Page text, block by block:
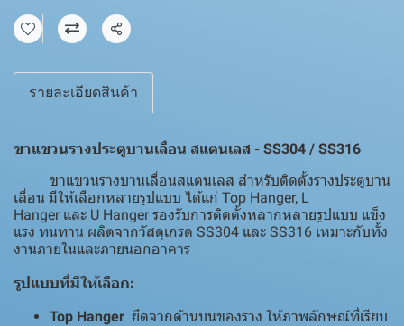
แชร์
รายละเอียดสินค้า
ขาแขวนรางประตูบานเลื่อน สแตนเลส - SS304 / SS316
ขาแขวนรางบานเลื่อนสแตนเลส สำหรับติดตั้งรางประตูบาน
เลื่อน มีให้เลือกหลายรูปแบบ ได้แก่ Top Hanger, L
Hanger และ U Hanger รองรับการติดตั้งหลากหลายรูปแบบ แข็ง
แรง ทนทาน ผลิตจากวัสดุเกรด SS304 และ SS316 เหมาะกับทั้ง
งานภายในและภายนอกอาคาร
รูปแบบที่มีให้เลือก:
Top Hanger ยึดจากด้านบนของราง ให้ภาพลักษณ์ที่เรียบ